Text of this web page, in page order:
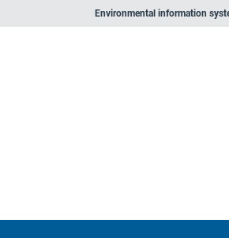
Environmental information